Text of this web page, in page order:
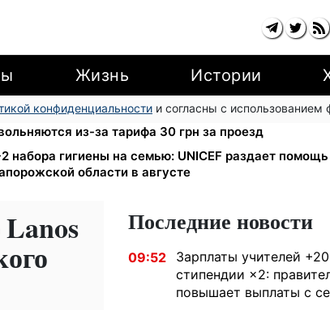
Жизнь Истории
конфиденциальности и согласны с использованием
грн в день только на дорогу: киевляне массово
из-за тарифа 30 грн за проезд
набора гигиены на семью: UNICEF раздает помощь
области в августе
Последние новости
09:52
Зарплаты учителей
стипендии ×2:
повышает выплаты с